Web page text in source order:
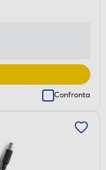
Confronta